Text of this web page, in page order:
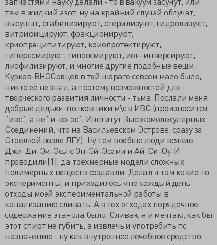
там в жидкий азот, ну на крайний случай облучат,
высушат, стабилизируют, стерилизуют, гидролизуют,
витрифицируют, фракционируют,
криопреципитируют, криопротектируют,
гиперосмируют, гипоосмируют, ион-инверсируют,
лиофилизируют, и многие другие подобные вещи.
Курков-ВНОСовцев в той шараге совсем мало было,
никто её не знал, а поэтому возможностей для
творческого развития личности - тьма. Послали меня
добрые дядьки-полковники м\с в ИВС (произносится
"ивс", а не "и-вэ-эс", Институт Высокомолекулярных
Соединений, что на Васильевском Острове, сразу за
Стрелкой возле ЛГУ). Ну там вообще люди всякие
Джи-Ди-Эм-Эсы с Эн-Эй-Эсами и Ай-Си-Оу-И
проводили[1], да трёхмерные модели сложных
полимерных веществ создавли. Делал я там какие-то
эксперименты, и приходилось мне каждый день
отходы моей экспериментальной работы в
канализацию сливать. А в тех отходах порядочное
содержание этанола было. Сливаю я и мечтаю, как бы
этот спирт не губить, а извлечь и употребить по
назначению - ну как внутреннее лечебное средство.